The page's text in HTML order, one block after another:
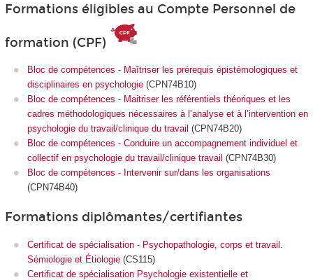
Formations éligibles au Compte Personnel de
formation (CPF)
Bloc de compétences - Maîtriser les prérequis épistémologiques et
disciplinaires en psychologie (CPN74B10)
Bloc de compétences - Maitriser les référentiels théoriques et les
cadres méthodologiques nécessaires à l’analyse et à l’intervention en
psychologie du travail/clinique du travail (CPN74B20)
Bloc de compétences - Conduire un accompagnement individuel et
collectif en psychologie du travail/clinique travail (CPN74B30)
Bloc de compétences - Intervenir sur/dans les organisations
(CPN74B40)
Formations diplômantes/certifiantes
Certificat de spécialisation - Psychopathologie, corps et travail.
Sémiologie et Étiologie (CS115)
Certificat de spécialisation Psychologie existentielle et